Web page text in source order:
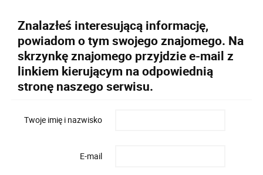
Znalazłeś interesującą informację,
powiadom o tym swojego znajomego. Na
skrzynkę znajomego przyjdzie e-mail z
linkiem kierującym na odpowiednią
stronę naszego serwisu.
Twoje imię i nazwisko
E-mail